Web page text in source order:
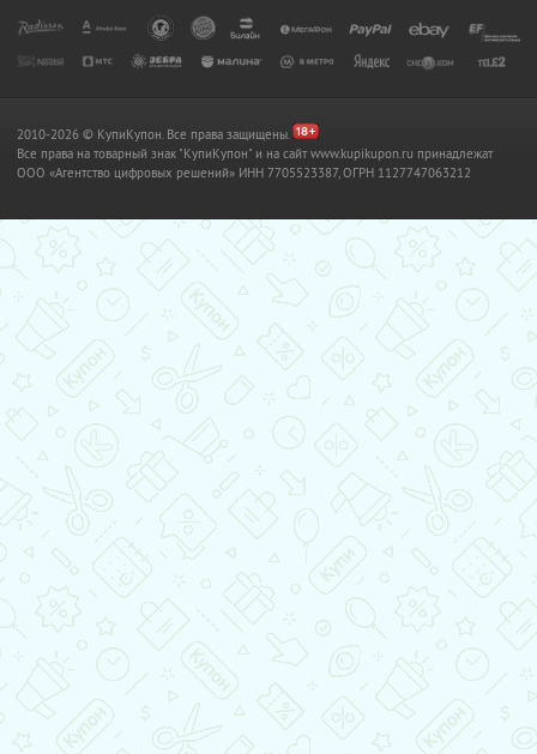
2010-2026 © КупиКупон. Все права защищены.
Все права на товарный знак "КупиКупон" и на сайт www.kupikupon.ru принадлежат
OOO «Агентство цифровых решений» ИНН 7705523387, ОГРН 1127747063212